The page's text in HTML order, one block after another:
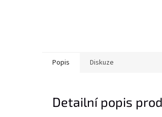
Popis Diskuze
Detailní popis